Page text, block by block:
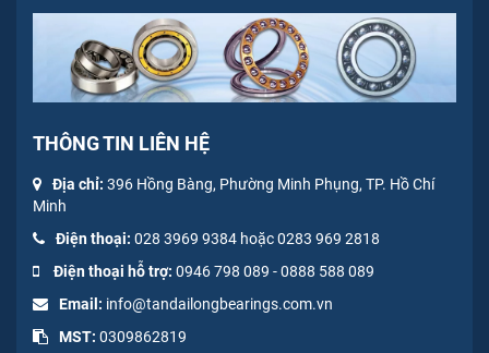
THÔNG TIN LIÊN HỆ
Địa chỉ: 396 Hồng Bàng, Phường Minh Phụng, TP. Hồ Chí
Minh
Điện thoại: 028 3969 9384 hoặc 0283 969 2818
Điện thoại hỗ trợ: 0946 798 089 -0888 588 089
Email: info@tandailongbearings.com.vn
MST: 0309862819